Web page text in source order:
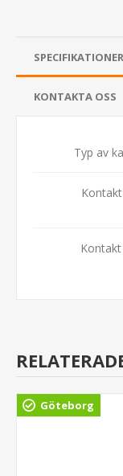
SPECIFIKATIONER
KONTAKTA OSS
Typ av
Göteborg